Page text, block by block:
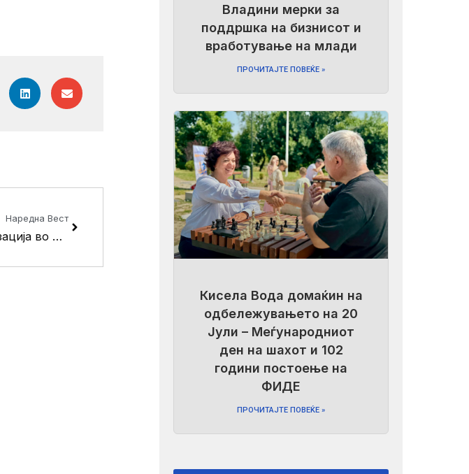
Наредна Вест
Нови 40 решенија за легализација во Општина Кисела Вода
Владини мерки за
поддршка на бизнисот и
вработување на млади
ПРОЧИТАЈТЕ ПОВЕЌЕ »
Кисела Вода домаќин на
одбележувањето на 20
Јули – Меѓународниот
ден на шахот и 102
години постоење на
ФИДЕ
ПРОЧИТАЈТЕ ПОВЕЌЕ »